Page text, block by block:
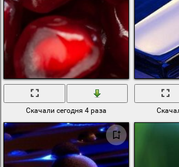
Скачали сегодня 4 раза